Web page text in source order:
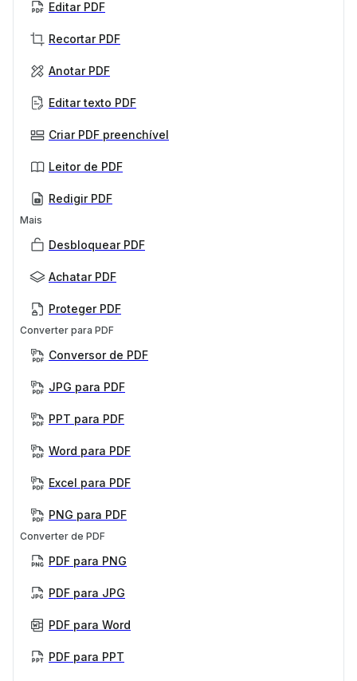
Editar PDF
Recortar PDF
Anotar PDF
Editar texto PDF
Criar PDF preenchível
Leitor de PDF
Redigir PDF
Mais
Desbloquear PDF
Achatar PDF
Proteger PDF
Converter para PDF
Conversor de PDF
JPG para PDF
PPT para PDF
Word para PDF
Excel para PDF
PNG para PDF
Converter de PDF
PDF para PNG
PDF para JPG
PDF para Word
PDF para PPT